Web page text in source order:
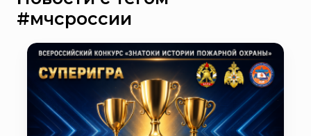
#мчсроссии